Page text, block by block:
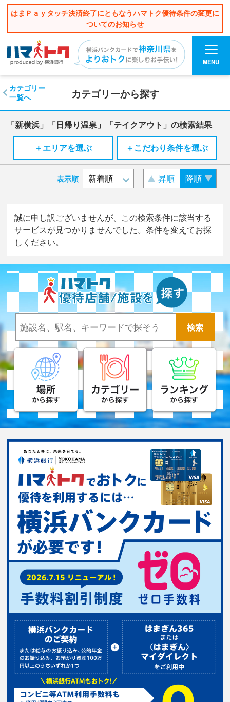
はまＰａｙタッチ決済終了にともなうハマトク優待条件の変更に
ついてのお知らせ
MENU
カテゴリーから探す
カテゴリー
一覧へ
「新横浜」「日帰り温泉」「テイクアウト」の検索結果
＋エリアを選ぶ
＋こだわり条件を選ぶ
表示順 昇順 降順
誠に申し訳ございませんが、この検索条件に該当する
サービスが見つかりませんでした。条件を変えてお探
しください。